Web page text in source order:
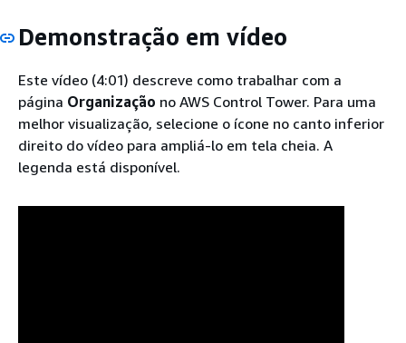
Demonstração em vídeo
Este vídeo (4:01) descreve como trabalhar com a
página Organização no AWS Control Tower. Para uma
melhor visualização, selecione o ícone no canto inferior
direito do vídeo para ampliá-lo em tela cheia. A
legenda está disponível.